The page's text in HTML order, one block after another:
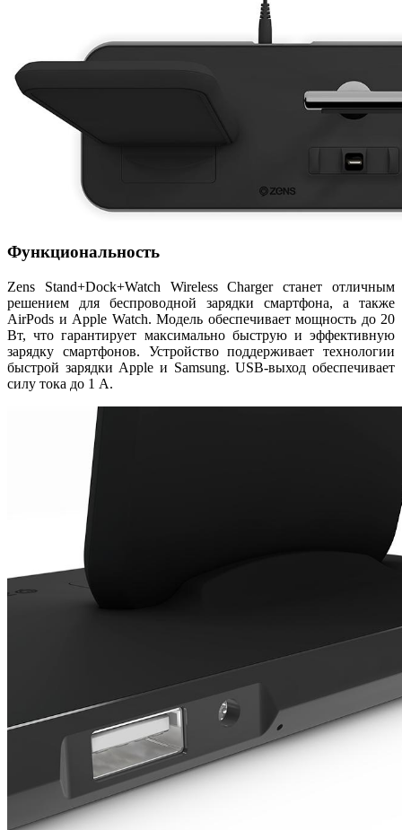
Функциональность
Zens Stand+Dock+Watch Wireless Charger станет отличным
решением для беспроводной зарядки смартфона, а также
AirPods и Apple Watch. Модель обеспечивает мощность до 20
Вт, что гарантирует максимально быструю и эффективную
зарядку смартфонов. Устройство поддерживает технологии
быстрой зарядки Apple и Samsung. USB-выход обеспечивает
силу тока до 1 А.